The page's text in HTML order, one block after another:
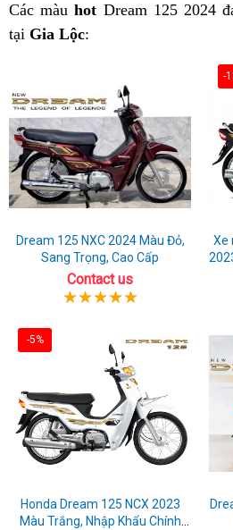
Các màuhot Dream 125 2024
tại Gia Lộc:
Dream 125 NXC 2024 Màu Đỏ,
Sang Trọng, Cao Cấp
Contact us
-
Xe
-5%
Honda Dream 125 NCX 2023
Màu Trắng, Nhập Khẩu Chính